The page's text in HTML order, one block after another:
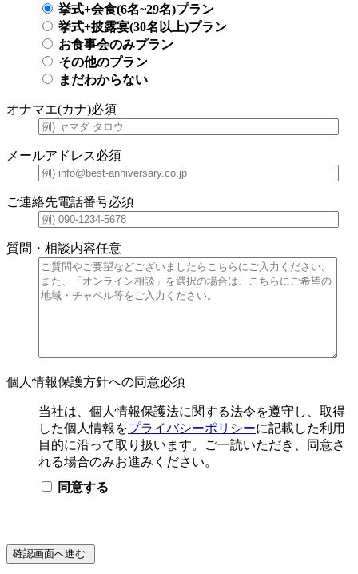
挙式+会食(6名~29名)プラン
挙式+披露宴(30名以上)プラン
お食事会のみプラン
その他のプラン
まだわからない
オナマエ(カナ)必須
メールアドレス必須
ご連絡先電話番号必須
質問・相談内容任意
個人情報保護方針への同意必須
当社は、個人情報保護法に関する法令を遵守し、取得
した個人情報をプライバシーポリシーに記載した利用
目的に沿って取り扱います。ご一読いただき、同意さ
れる場合のみお進みください。
同意する